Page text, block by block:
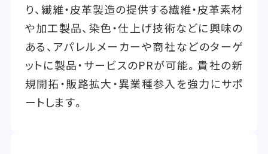
り、繊維・皮革製造の提供する繊維・皮革素材
や加工製品、染色・仕上げ技術などに興味の
ある、アパレルメーカーや商社などのターゲ
ットに製品・サービスのPRが可能。貴社の新
規開拓・販路拡大・異業種参入を強力にサポ
ートします。